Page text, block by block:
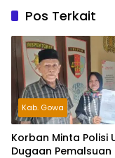
Pos Terkait
Kab. Gowa
Korban Minta Polisi
Dugaan Pemalsuan